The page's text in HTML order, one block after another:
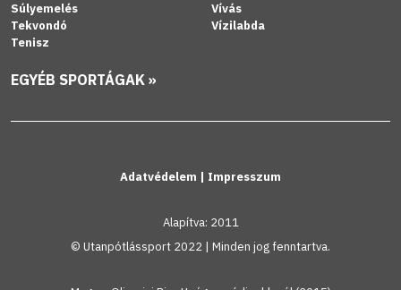
Súlyemelés
Tekvondó
Tenisz
Vívás
Vízilabda
EGYÉB SPORTÁGAK »
Adatvédelem | Impresszum
Alapítva: 2011
© Utanpótlássport 2022 | Minden jog fenntartva.